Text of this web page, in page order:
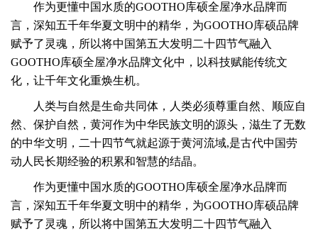
作为更懂中国水质的GOOTHO库硕全屋净水品牌而
言，深知五千年华夏文明中的精华，为GOOTHO库硕品牌
赋予了灵魂，所以将中国第五大发明二十四节气融入
GOOTHO库硕全屋净水品牌文化中，以科技赋能传统文
化，让千年文化重焕生机。
人类与自然是生命共同体，人类必须尊重自然、顺应自
然、保护自然，黄河作为中华民族文明的源头，滋生了无数
的中华文明， 二十四节气就起源于黄河流域,是古代中国劳
动人民长期经验的积累和智慧的结晶。
作为更懂中国水质的GOOTHO库硕全屋净水品牌而
言，深知五千年华夏文明中的精华，为GOOTHO库硕品牌
赋予了灵魂，所以将中国第五大发明二十四节气融入